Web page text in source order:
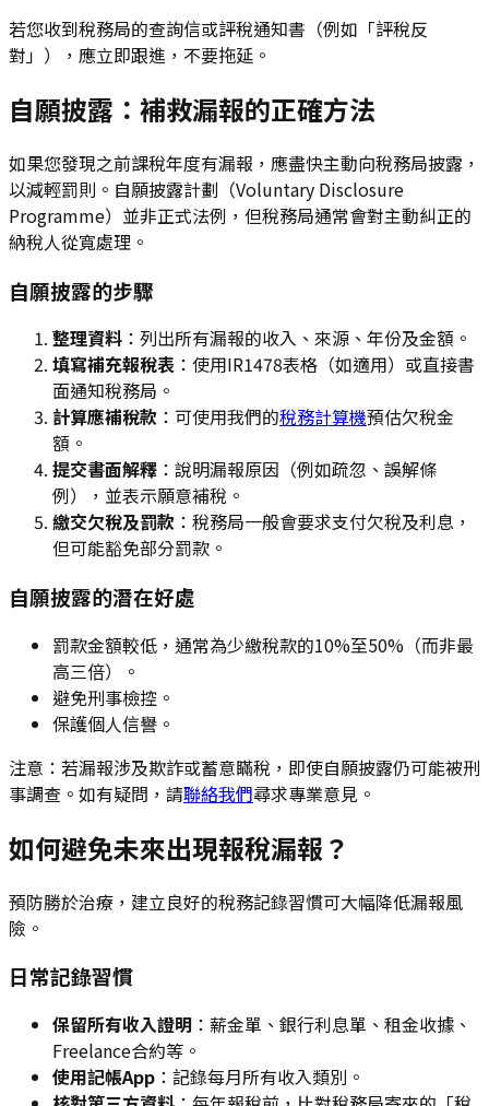
若您收到稅務局的查詢信或評稅通知書（例如「評稅反
對」），應立即跟進，不要拖延。
自願披露：補救漏報的正確方法
如果您發現之前課稅年度有漏報，應盡快主動向稅務局披露，
以減輕罰則。自願披露計劃（Voluntary Disclosure
Programme）並非正式法例，但稅務局通常會對主動糾正的
納稅人從寬處理。
自願披露的步驟
整理資料 ：列出所有漏報的收入、來源、年份及金額。
填寫補充報稅表 ：使用IR1478表格（如適用）或直接書
面通知稅務局。
計算應補稅款 ：可使用我們的稅務計算機預估欠稅金
額。
提交書面解釋 ：說明漏報原因（例如疏忽、誤解條
例），並表示願意補稅。
繳交欠稅及罰款 ：稅務局一般會要求支付欠稅及利息，
但可能豁免部分罰款。
自願披露的潛在好處
罰款金額較低，通常為少繳稅款的10%至50%（而非最
高三倍）。
避免刑事檢控。
保護個人信譽。
注意：若漏報涉及欺詐或蓄意瞞稅，即使自願披露仍可能被刑
事調查。如有疑問，請聯絡我們尋求專業意見。
如何避免未來出現報稅漏報？
預防勝於治療，建立良好的稅務記錄習慣可大幅降低漏報風
險。
日常記錄習慣
保留所有收入證明 ：薪金單、銀行利息單、租金收據、
Freelance合約等。
使用記帳App ：記錄每月所有收入類別。